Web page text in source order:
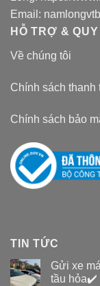
Email:
HỖ TRỢ &
Về chúng tôi
Chính sách thanh
Chính sách bảo
TIN TỨC
Gửi xe
tầu hỏa✔️